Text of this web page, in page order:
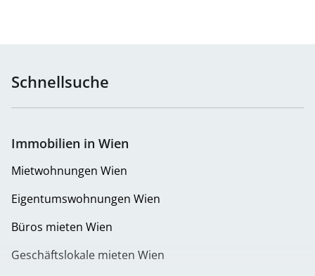
Schnellsuche
Immobilien in Wien
Mietwohnungen Wien
Eigentumswohnungen Wien
Büros mieten Wien
Geschäftslokale mieten Wien